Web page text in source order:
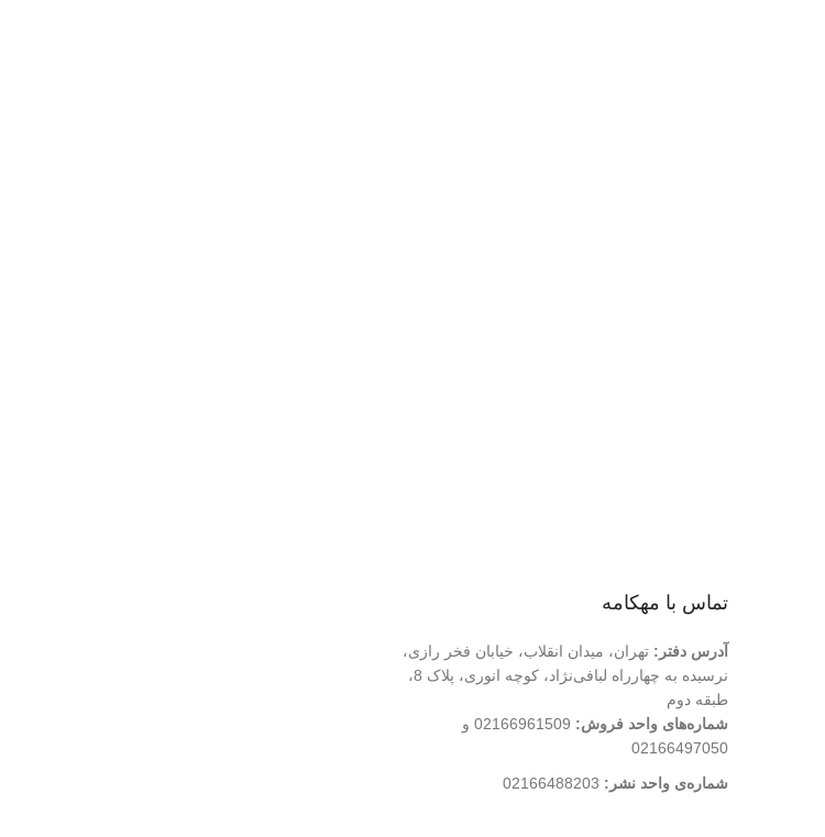
تماس با مهکامه
آدرس دفتر: تهران، میدان انقلاب، خیابان فخر رازی،
نرسیده به چهارراه لبافی‌نژاد، کوچه انوری، پلاک 8،
طبقه دوم
شماره‌های واحد فروش:
02166961509 و
02166497050
شماره‌‌ی واحد نشر: